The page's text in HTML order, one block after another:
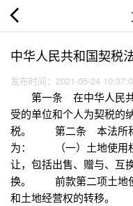
中华人民共和国契税
发布时间：2021-05-24
第一条 在中华人民共
受的单位和个人为契税的
税。 第二条 本法所称
为： （一）土地使用
让，包括出售、赠与、
换。 前款第二项土地使
和土地经营权的转移。